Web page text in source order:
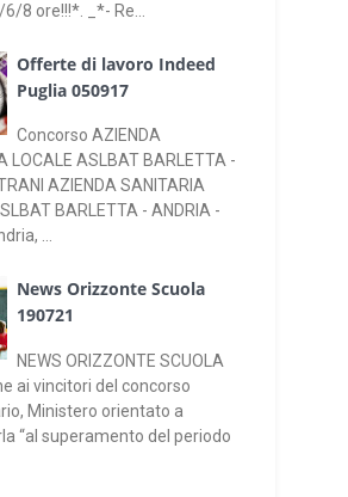
6/8 ore!!!*. _*- Re...
Offerte di lavoro Indeed
Puglia 050917
Concorso AZIENDA
LOCALE ASLBAT BARLETTA -
AZIENDA SANITARIA
BARLETTA - ANDRIA -
...
News Orizzonte Scuola
190721
NEWS ORIZZONTE SCUOLA
ai vincitori del concorso
Ministero orientato a
“al superamento del periodo